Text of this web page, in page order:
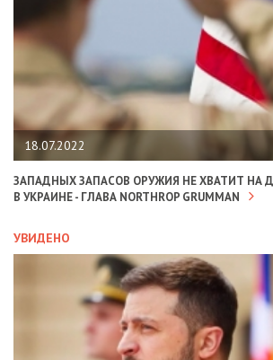
18.07.2022
ЗАПАДНЫХ ЗАПАСОВ ОРУЖИЯ НЕ ХВАТИТ НА
В УКРАИНЕ - ГЛАВА NORTHROP GRUMMAN
УВИДЕНО